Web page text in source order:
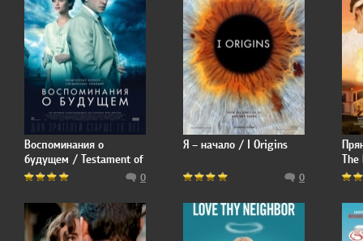
Воспоминания о
будущем / Testament of
Youth
0
Я – начало / I Origins
0
The